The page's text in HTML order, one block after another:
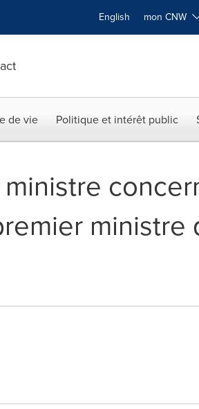
English mon CNW
de vie Politique et intérêt public
ministre